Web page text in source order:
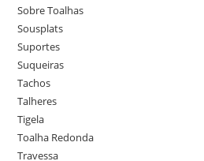
Sobre Toalhas
Sousplats
Suportes
Suqueiras
Tachos
Talheres
Tigela
Toalha Redonda
Travessa